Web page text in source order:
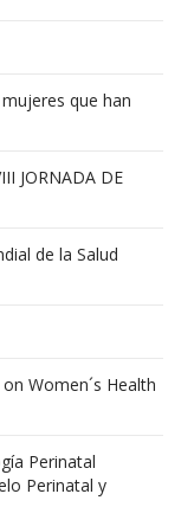
que han
JORNADA DE
de la Salud
Women´s Health
Perinatal
Perinatal y